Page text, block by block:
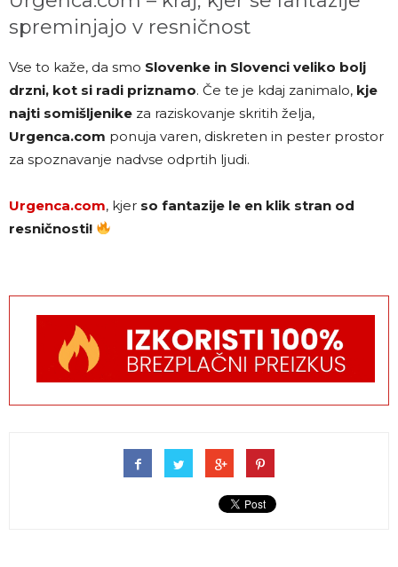
spreminjajo v resničnost
Vse to kaže, da smo Slovenke in Slovenci veliko bolj
drzni, kot si radi priznamo. Če te je kdaj zanimalo, kje
najti somišljenike za raziskovanje skritih želja,
Urgenca.com ponuja varen, diskreten in pester prostor
za spoznavanje nadvse odprtih ljudi.
Urgenca.com, kjer so fantazije le en klik stran od
resničnosti!